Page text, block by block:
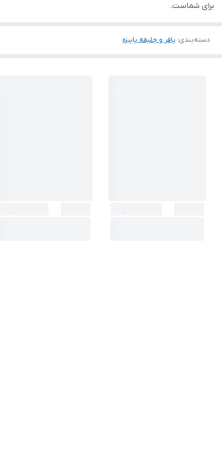
برای شماست.
دسته‌بندی: پافر و جلیقه پاییزه